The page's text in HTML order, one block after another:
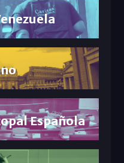
Española